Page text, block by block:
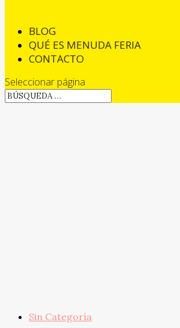
BLOG
QUÉ ES MENUDA FERIA
CONTACTO
Seleccionar página
Sin Categoría